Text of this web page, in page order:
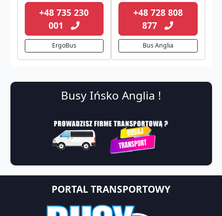
+48 735 230
001
ErgoBus
+48 728 808
877
Bus Anglia
Busy Ińsko Anglia !
PORTAL TRANSPORTOWY